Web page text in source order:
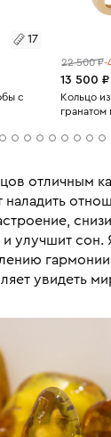
17
с
22 500 ₽-
13 500 ₽
Кольцо
гранатом
отличным
улучшит сон.
увидеть